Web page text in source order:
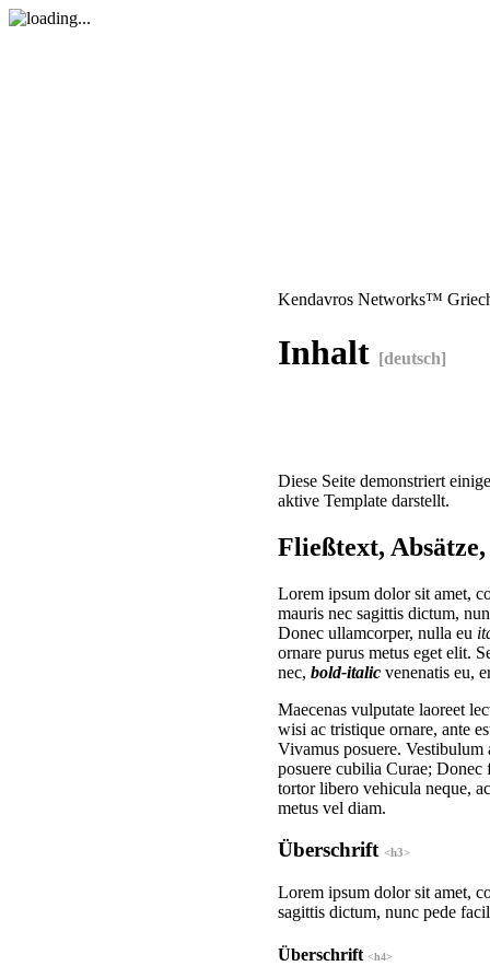
Kendavros Networks™
Inhalt [deutsch]
Diese Seite demonstriert
aktive Template darstellt.
Fließtext,
Lorem ipsum dolor sit amet,
mauris nec sagittis dictum,
Donec ullamcorper, nulla eu
ornare purus metus eget elit.
nec, bold-italic venenatis eu,
Maecenas vulputate laoreet
wisi ac tristique ornare, ante
Vivamus posuere.
posuere cubilia Curae;
tortor libero vehicula neque,
metus vel diam.
Überschrift <h3>
Lorem ipsum dolor sit amet,
sagittis dictum, nunc pede
Überschrift <h4>